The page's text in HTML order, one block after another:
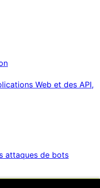
Web et des API,
attaques de bots